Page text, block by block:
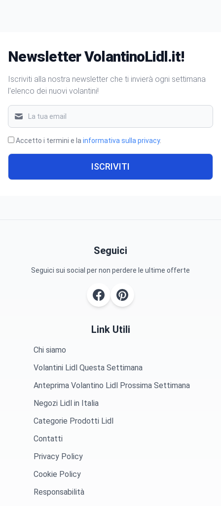
Newsletter VolantinoLidl.it!
Iscriviti alla nostra newsletter che ti invierà ogni settimana
l'elenco dei nuovi volantini!
Accetto i termini e la informativa sulla privacy.
ISCRIVITI
Seguici
Seguici sui social per non perdere le ultime offerte
Link Utili
Chi siamo
Volantini Lidl Questa Settimana
Anteprima Volantino Lidl Prossima Settimana
Negozi Lidl in Italia
Categorie Prodotti Lidl
Contatti
Privacy Policy
Cookie Policy
Responsabilità